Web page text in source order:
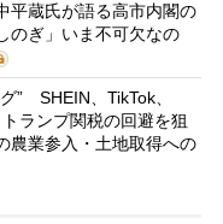
平蔵氏が語る高市内閣の
ぎ」いま不可欠なの
” SHEIN、TikTok、
ランプ関税の回避を狙
業参入・土地取得への